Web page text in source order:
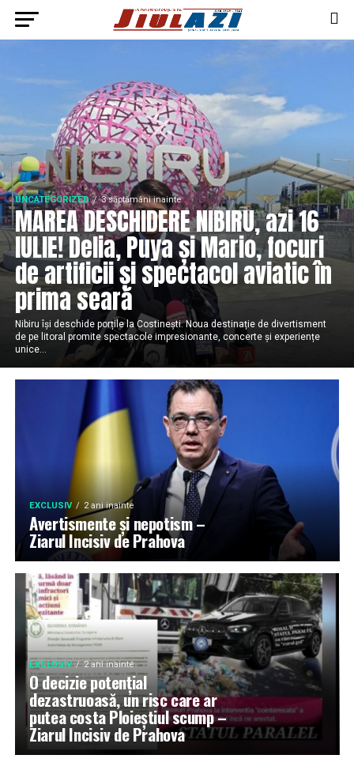
UNCATEGORIZED 3 săptămâni inainte
MAREA DESCHIDERE NIBIRU, azi 16
IULIE! Delia, Puya și Mario, focuri
de artificii și spectacol aviatic în
prima seară
Nibiru își deschide porțile la Costinești. Noua destinație de divertisment
de pe litoral promite spectacole impresionante, concerte și experiențe
unice...
EXCLUSIV 2 ani inainte
Avertismente și nepotism –
Ziarul Incisiv de Prahova
EXCLUSIV 2 ani inainte
O decizie potențial
dezastruoasă, un risc care ar
putea costa Ploieștiul scump –
Ziarul Incisiv de Prahova